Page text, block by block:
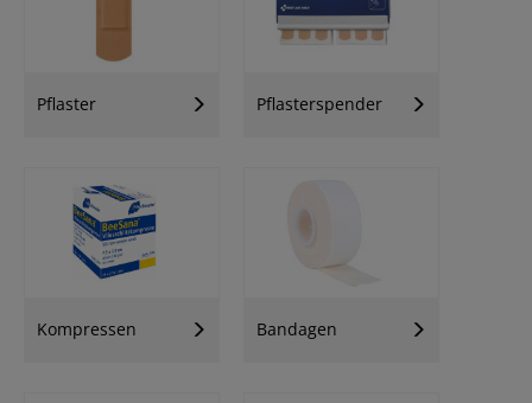
Pflaster Pflasterspender
Kompressen Bandagen